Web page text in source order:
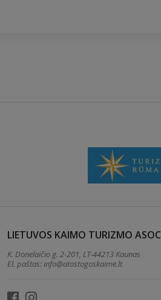
LIETUVOS KAIMO TURIZMO
K. Donelaičio g. 2-201, LT-44213 Kaunas
El. paštas:info@atostogoskaime.lt